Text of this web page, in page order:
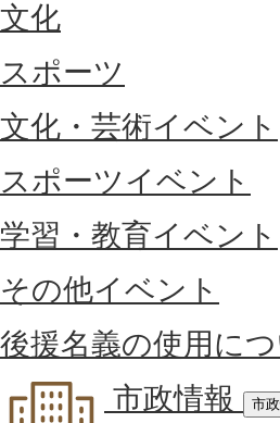
文化
スポーツ
文化・芸術イベント
スポーツイベント
学習・教育イベント
その他イベント
後援名義の使用に
市政情報
市